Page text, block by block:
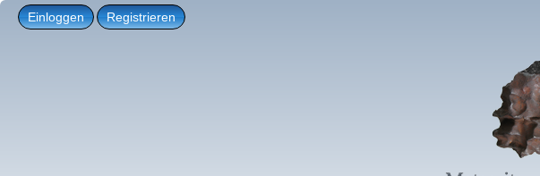
Einloggen Registrieren